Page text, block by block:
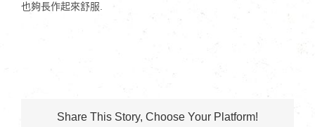
也夠長作起來舒服.
Share This Story, Choose Your Platform!